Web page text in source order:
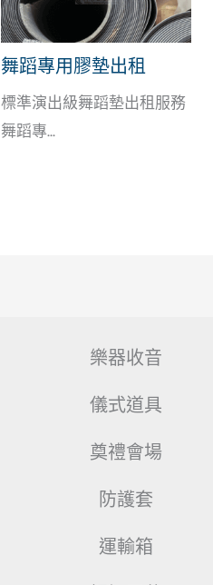
舞蹈專用膠墊出租
標準演出級舞蹈墊出租服務
舞蹈專...
樂器收音
儀式道具
奠禮會場
防護套
運輸箱